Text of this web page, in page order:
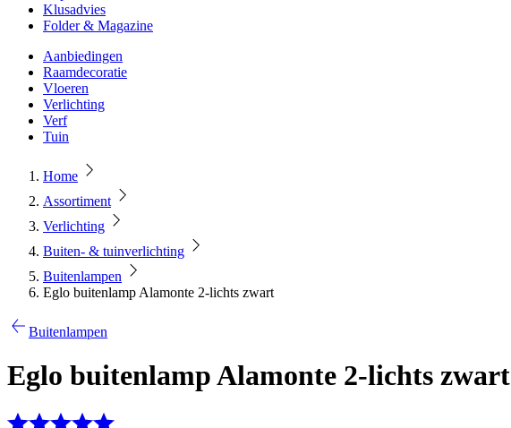
Klusadvies
Folder & Magazine
Aanbiedingen
Raamdecoratie
Vloeren
Verlichting
Verf
Tuin
Home
Assortiment
Verlichting
Buiten- & tuinverlichting
Buitenlampen
Eglo buitenlamp Alamonte 2-lichts zwart
Buitenlampen
Eglo buitenlamp Alamonte 2-lichts zwart